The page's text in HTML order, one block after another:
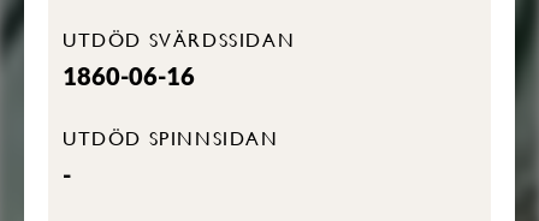
UTDÖD SVÄRDSSIDAN
1860-06-16
UTDÖD SPINNSIDAN
-